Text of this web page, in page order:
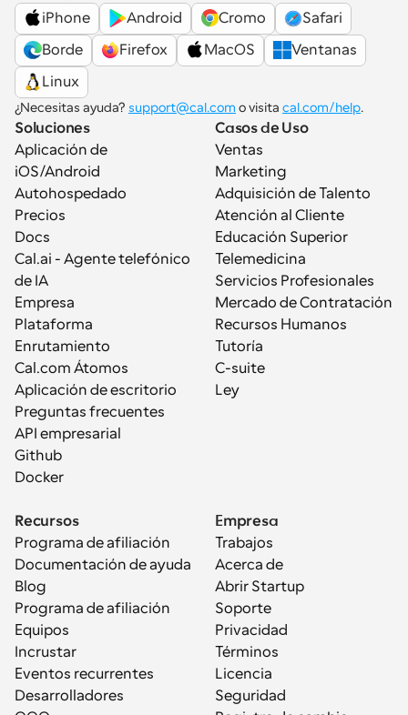
iPhone
Android Cromo
Safari
Borde
Firefox MacOS
Ventanas
Linux
¿Necesitas ayuda? support@cal.com o visita cal.com/help.
Soluciones
Aplicación de
iOS/Android
Autohospedado
Precios
Docs
Cal.ai - Agente telefónico
de IA
Empresa
Plataforma
Enrutamiento
Cal.com Átomos
Aplicación de escritorio
Preguntas frecuentes
API empresarial
Github
Docker
Casos de Uso
Ventas
Marketing
Adquisición de Talento
Atención al Cliente
Educación Superior
Telemedicina
Servicios Profesionales
Mercado de Contratación
Recursos Humanos
Tutoría
C-suite
Ley
Recursos
Programa de afiliación
Documentación de ayuda
Blog
Programa de afiliación
Equipos
Incrustar
Eventos recurrentes
Desarrolladores
Empresa
Trabajos
Acerca de
Abrir Startup
Soporte
Privacidad
Términos
Licencia
Seguridad